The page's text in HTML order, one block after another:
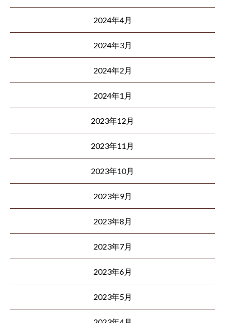
2024年4月
2024年3月
2024年2月
2024年1月
2023年12月
2023年11月
2023年10月
2023年9月
2023年8月
2023年7月
2023年6月
2023年5月